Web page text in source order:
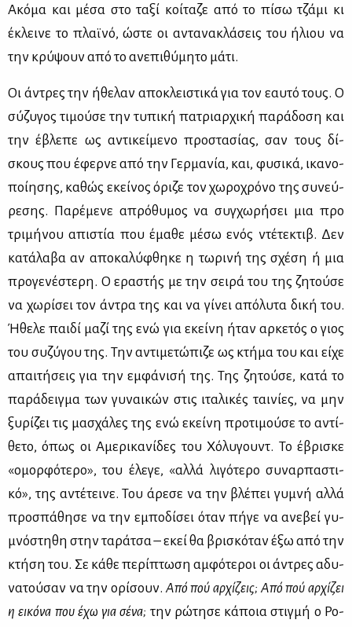
Ακό­μα και μέ­σα στο τα­ξί κοί­τα­ζε από το πί­σω τζά­μι κι
έκλει­νε το πλαϊ­νό, ώστε οι αντα­να­κλά­σεις του ήλιου να
την κρύ­ψουν από το ανε­πι­θύ­μη­το μά­τι.
Οι άντρες την ήθε­λαν απο­κλει­στι­κά για τον εαυ­τό τους. Ο
σύ­ζυ­γος τι­μού­σε την τυ­πι­κή πα­τριαρ­χι­κή πα­ρά­δο­ση και
την έβλε­πε ως αντι­κεί­με­νο προ­στα­σί­ας, σαν τους δί­
σκους που έφερ­νε από την Γερ­μα­νία, και, φυ­σι­κά, ικα­νο­
ποί­η­σης, κα­θώς εκεί­νος όρι­ζε τον χω­ρο­χρό­νο της συ­νεύ­
ρε­σης. Πα­ρέ­με­νε απρό­θυ­μος να συγ­χω­ρή­σει μια προ
τρι­μή­νου απι­στία που έμα­θε μέ­σω ενός ντέ­τε­κτιβ. Δεν
κα­τά­λα­βα αν απο­κα­λύ­φθη­κε η τω­ρι­νή της σχέ­ση ή μια
προ­γε­νέ­στε­ρη. Ο ερα­στής με την σει­ρά του της ζη­τού­σε
να χω­ρί­σει τον άντρα της και να γί­νει από­λυ­τα δι­κή του.
Ήθε­λε παι­δί μα­ζί της ενώ για εκεί­νη ήταν αρ­κε­τός ο γιος
του συ­ζύ­γου της. Την αντι­με­τώ­πι­ζε ως κτή­μα του και εί­χε
απαι­τή­σεις για την εμ­φά­νι­σή της. Της ζη­τού­σε, κα­τά το
πα­ρά­δειγ­μα των γυ­ναι­κών στις ιτα­λι­κές ται­νί­ες, να μην
ξυ­ρί­ζει τις μα­σχά­λες της ενώ εκεί­νη προ­τι­μού­σε το αντί­
θε­το, όπως οι Αμε­ρι­κα­νί­δες του Χό­λυ­γουντ. Το έβρι­σκε
«ομορ­φό­τε­ρο», του έλε­γε, «αλ­λά λι­γό­τε­ρο συ­ναρ­πα­στι­
κό», της αντέ­τει­νε. Του άρε­σε να την βλέ­πει γυ­μνή αλ­λά
προ­σπά­θη­σε να την εμπο­δί­σει όταν πή­γε να ανε­βεί γυ­
μνό­στη­θη στην τα­ρά­τσα – εκεί θα βρι­σκό­ταν έξω από την
κτή­ση του. Σε κά­θε πε­ρί­πτω­ση αμ­φό­τε­ροι οι άντρες αδυ­
να­τού­σαν να την ορί­σουν. Από πού αρ­χί­ζεις; Από πού αρ­χί­ζει
η ει­κό­να που έχω για σέ­να; την ρώ­τη­σε κά­ποια στιγ­μή ο Ρο­